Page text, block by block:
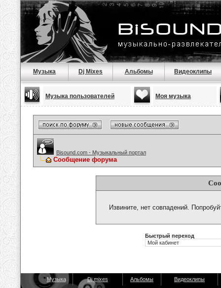
Музыка Dj Mixes Альбомы Видеоклипы
Музыка пользователей Моя музыка
Bisound.com - Музыкальный портал
Сообщение форума
Извините, нет совпадений.
Быстрый переход
Музыка Dj mixes Альбомы Видеоклипы